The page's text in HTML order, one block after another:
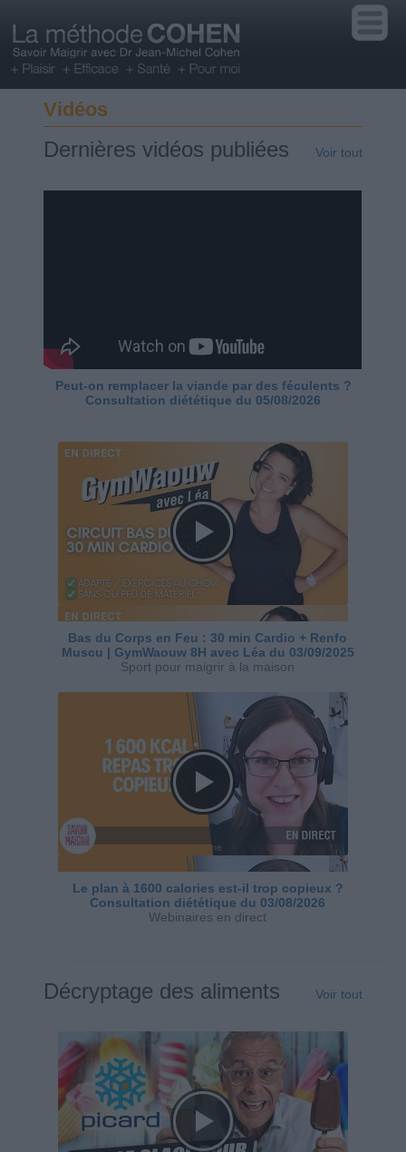
Vidéos
Dernières vidéos publiées Voir tout
Peut-on remplacer la viande par des féculents ?
Consultation diététique du 05/08/2026
Bas du Corps en Feu : 30 min Cardio + Renfo
Muscu | GymWaouw 8H avec Léa du 03/09/2025
Sport pour maigrir à la maison
Le plan à 1600 calories est-il trop copieux ?
Consultation diététique du 03/08/2026
Webinaires en direct
Décryptage des aliments Voir tout